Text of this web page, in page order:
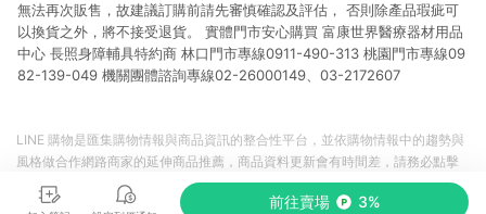
無法再次販售，故建議訂購前請先審慎確認及評估， 否則除產品瑕疵可
以換貨之外，將不接受退貨。 實體門市安心購買 富康世界醫療器材用品
中心 長照身障輔具特約商 林口門市專線0911-490-313 桃園門市專線09
82-139-049 機關團體諮詢專線02-26000149、03-2172607
前往賣場 3%
LINE 購物是匯集購物情報與商品資訊的整合性平台，並依購物情報中的趨勢與
風格做合作網路商家的延伸商品推薦，商品資料更新會有時間差，請務必點擊
商品至各合作網路商家，確認現售價與購物條件，一切資訊以合作廠商網頁為
準。